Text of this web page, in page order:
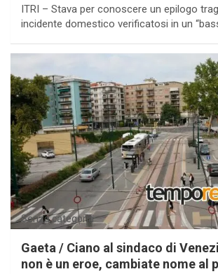
ITRI – Stava per conoscere un epilogo
incidente domestico verificatosi in un
Senza categoria
Gaeta / Ciano al sindaco di
non è un eroe, cambiate nome al